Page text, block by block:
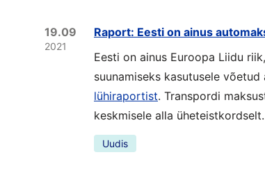
19.09
2021
Raport: Eesti on ainus
Eesti on ainus Euroopa Liidu
suunamiseks kasutusele võetud
lühiraportist. Transpordi
keskmisele alla üheteistkordselt.
Uudis